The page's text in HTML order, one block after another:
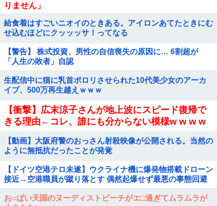
りません」
給食着はすごいニオイのときある。アイロンあてたときにむ
せ込むほどにクッッッサ！ってなる
【警告】 株式投資、男性の自信喪失の原因に… 6割超が
「人生の敗者」自認
生配信中に猫に乳首ポロリさせられた10代美少女のアーカ
イブ、500万再生越えｗｗｗ
【衝撃】広末涼子さんが地上波にスピード復帰で
きる理由←コレ、誰にも分からない模様w w w w
【動画】大阪府警のおっさん射殺映像が公開される。当然の
ように無抵抗だったことが発覚
【ドイツ空港テロ未遂】ウクライナ機に爆発物搭載ドローン
接近→空港職員が蹴り落とす 偶然起爆せず最悪の事態回避
お○ぱい天国のヌーディストビーチがエ□過ぎてムラムラが